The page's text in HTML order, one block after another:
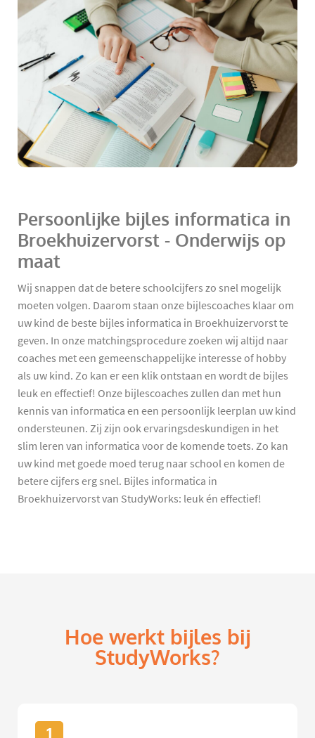
Persoonlijke bijles informatica in
Broekhuizervorst - Onderwijs op
maat
Wij snappen dat de betere schoolcijfers zo snel mogelijk
moeten volgen. Daarom staan onze bijlescoaches klaar om
uw kind de beste bijles informatica in Broekhuizervorst te
geven. In onze matchingsprocedure zoeken wij altijd naar
coaches met een gemeenschappelijke interesse of hobby
als uw kind. Zo kan er een klik ontstaan en wordt de bijles
leuk en effectief! Onze bijlescoaches zullen dan met hun
kennis van informatica en een persoonlijk leerplan uw kind
ondersteunen. Zij zijn ook ervaringsdeskundigen in het
slim leren van informatica voor de komende toets. Zo kan
uw kind met goede moed terug naar school en komen de
betere cijfers erg snel. Bijles informatica in
Broekhuizervorst van StudyWorks: leuk én effectief!
Hoe werkt bijles bij
StudyWorks?